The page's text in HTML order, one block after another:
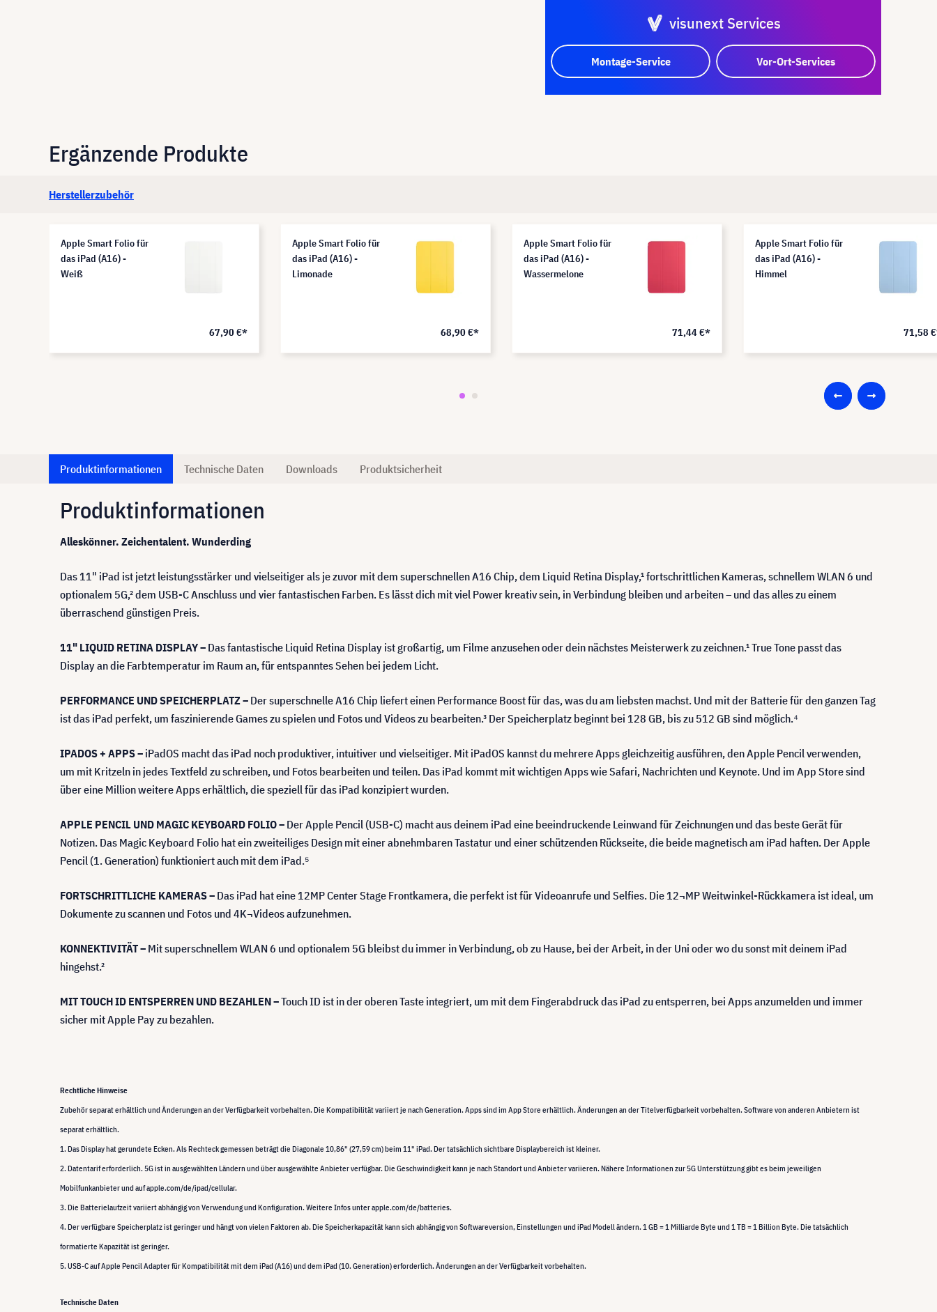
visunext Services
Montage-Service Vor-Ort-Services
Ergänzende Produkte
Herstellerzubehör
Apple Smart Folio für
das iPad (A16) -
Weiß
67,90 €*
Apple Smart Folio für
das iPad (A16) -
Limonade
68,90 €*
Apple Smart Folio für
das iPad (A16) -
Wassermelone
71,44 €*
Apple Smart Folio für
das iPad (A16) -
Himmel
71,58
Produktinformationen Technische Daten Downloads Produktsicherheit
Produktinformationen
Alleskönner. Zeichentalent. Wunderding
Das 11" iPad ist jetzt leistungsstärker und vielseitiger als je zuvor mit dem superschnellen A16 Chip, dem Liquid Retina Display,¹ fortschrittlichen Kameras, schnellem WLAN 6 und
optionalem 5G,² dem USB-C Anschluss und vier fantastischen Farben. Es lässt dich mit viel Power kreativ sein, in Verbindung bleiben und arbeiten – und das alles zu einem
überraschend günstigen Preis.
11" LIQUID RETINA DISPLAY – Das fantastische Liquid Retina Display ist großartig, um Filme anzusehen oder dein nächstes Meisterwerk zu zeichnen.¹ True Tone passt das
Display an die Farbtemperatur im Raum an, für entspanntes Sehen bei jedem Licht.
PERFORMANCE UND SPEICHERPLATZ – Der superschnelle A16 Chip liefert einen Performance Boost für das, was du am liebsten machst. Und mit der Batterie für den ganzen Tag
ist das iPad perfekt, um faszinierende Games zu spielen und Fotos und Videos zu bearbeiten.³ Der Speicherplatz beginnt bei 128 GB, bis zu 512 GB sind möglich.⁴
IPADOS + APPS – iPadOS macht das iPad noch produktiver, intuitiver und vielseitiger. Mit iPadOS kannst du mehrere Apps gleichzeitig ausführen, den Apple Pencil verwenden,
um mit Kritzeln in jedes Textfeld zu schreiben, und Fotos bearbeiten und teilen. Das iPad kommt mit wichtigen Apps wie Safari, Nachrichten und Keynote. Und im App Store sind
über eine Million weitere Apps erhältlich, die speziell für das iPad konzipiert wurden.
APPLE PENCIL UND MAGIC KEYBOARD FOLIO – Der Apple Pencil (USB-C) macht aus deinem iPad eine beeindruckende Leinwand für Zeichnungen und das beste Gerät für
Notizen. Das Magic Keyboard Folio hat ein zweiteiliges Design mit einer abnehmbaren Tastatur und einer schützenden Rückseite, die beide magnetisch am iPad haften. Der Apple
Pencil (1. Generation) funktioniert auch mit dem iPad.⁵
FORTSCHRITTLICHE KAMERAS – Das iPad hat eine 12MP Center Stage Frontkamera, die perfekt ist für Videoanrufe und Selfies. Die 12¬MP Weitwinkel-Rückkamera ist ideal, um
Dokumente zu scannen und Fotos und 4K¬Videos aufzunehmen.
KONNEKTIVITÄT – Mit superschnellem WLAN 6 und optionalem 5G bleibst du immer in Verbindung, ob zu Hause, bei der Arbeit, in der Uni oder wo du sonst mit deinem iPad
hingehst.²
MIT TOUCH ID ENTSPERREN UND BEZAHLEN –Touch ID ist in der oberen Taste integriert, um mit dem Fingerabdruck das iPad zu entsperren, bei Apps anzumelden und immer
sicher mit Apple Pay zu bezahlen.
Rechtliche Hinweise
Zubehör separat erhältlich und Änderungen an der Verfügbarkeit vorbehalten. Die Kompatibilität variiert je nach Generation. Apps sind im App Store erhältlich. Änderungen an der Titelverfügbarkeit vorbehalten. Software von anderen Anbietern ist
separat erhältlich.
1. Das Display hat gerundete Ecken. Als Rechteck gemessen beträgt die Diagonale 10,86" (27,59 cm) beim 11" iPad. Der tatsächlich sichtbare Displaybereich ist kleiner.
2. Datentarif erforderlich. 5G ist in ausgewählten Ländern und über ausgewählte Anbieter verfügbar. Die Geschwindigkeit kann je nach Standort und Anbieter variieren. Nähere Informationen zur 5G Unterstützunggibt es beim jeweiligen
Mobilfunkanbieter und auf apple.com/de/ipad/cellular.
3. Die Batterielaufzeit variiert abhängig von Verwendung und Konfiguration. Weitere Infos unter apple.com/de/batteries.
4. Der verfügbare Speicherplatz ist geringer und hängt von vielen Faktoren ab. Die Speicherkapazität kann sich abhängig von Softwareversion, Einstellungen und iPad Modell ändern. 1 GB = 1 Milliarde Byte und 1 TB = 1 Billion Byte. Die tatsächlich
formatierte Kapazität ist geringer.
5. USB-C auf Apple Pencil Adapter für Kompatibilität mit dem iPad (A16) und dem iPad (10. Generation) erforderlich. Änderungen an der Verfügbarkeit vorbehalten.
Technische Daten